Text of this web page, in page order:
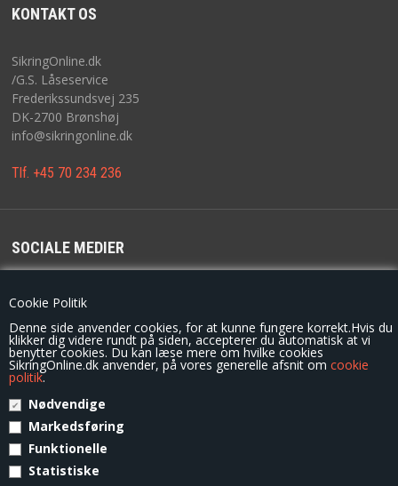
Cookie Politik
Denne side anvender cookies, for at kunne fungere korrekt.Hvis du
klikker dig videre rundt på siden, accepterer du automatisk at vi
benytter cookies. Du kan læse mere om hvilke cookies
SikringOnline.dk anvender, på vores generelle afsnit om cookie
politik.
Nødvendige
Markedsføring
Funktionelle
Statistiske
NYHEDER
TILBUD
PROFIL
SØGNING
KUNDECENTER
KONTAKT
FAVORIT
COOKIE POLITIK
KONTAKT OS
SikringOnline.dk
/G.S. Låseservice
Frederikssundsvej 235
DK-2700 Brønshøj
info@sikringonline.dk
Tlf. +45 70 234 236
SOCIALE MEDIER
For de seneste opdateringer, konkurrencer og tilbud følg os på
© Copyright 2014 - SikringOnline.dk / G.S. Låseservice